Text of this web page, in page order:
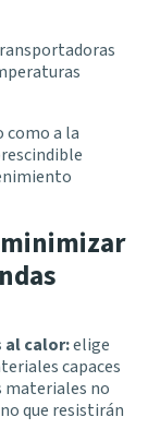
a la
al calor:elige
capaces
materiales no
que resistirán